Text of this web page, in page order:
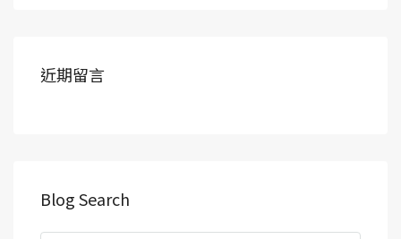
近期留言
Blog Search